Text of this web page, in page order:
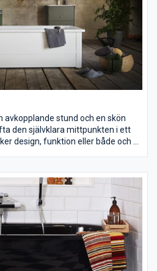
avkopplande stund och en skön
den självklara mittpunkten i ett
design, funktion eller både och så
badkar både mindre halkigt och